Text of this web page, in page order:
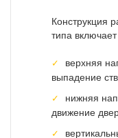
Конструкция
типа
верхняя
выпадение
нижняя
движение